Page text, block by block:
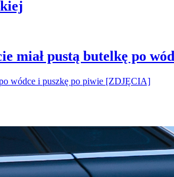
miał pustą butelkę po